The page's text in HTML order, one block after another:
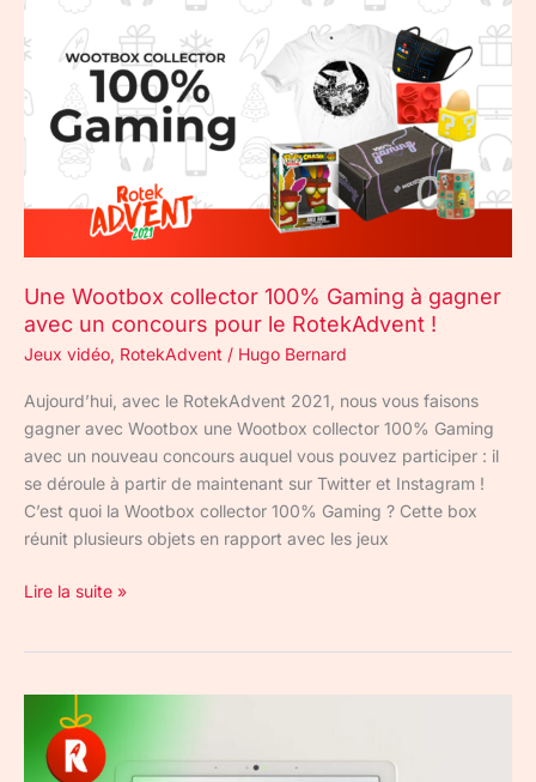
Une Wootbox collector 100% Gaming à gagner
avec un concours pour le RotekAdvent !
Jeux vidéo, RotekAdvent / Hugo Bernard
Aujourd’hui, avec le RotekAdvent 2021, nous vous faisons
gagner avec Wootbox une Wootbox collector 100% Gaming
avec un nouveau concours auquel vous pouvez participer : il
se déroule à partir de maintenant sur Twitter et Instagram !
C’est quoi la Wootbox collector 100% Gaming ? Cette box
réunit plusieurs objets en rapport avec les jeux
collector
Gaming
à
gagner
un
concours
le
RotekAdvent
!
Lire la suite »
Hub
Max